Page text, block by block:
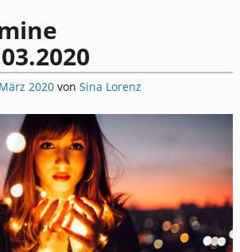
2020 von Sina Lorenz